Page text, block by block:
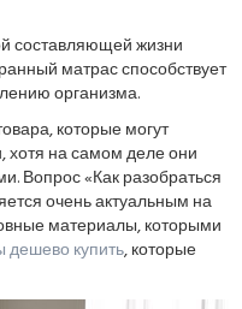
составляющей жизни
матрас способствует
организма.
которые могут
хотя на самом деле они
Вопрос «Как разобраться
очень актуальным на
материалы, которыми
дешево купить, которые